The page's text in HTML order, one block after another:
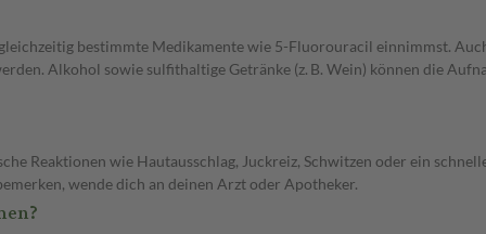
bestimmte Medikamente wie 5-Fluorouracil einnimmst.
Alkohol sowie sulfithaltige Getränke (z. B. Wein) können die
Reaktionen wie Hautausschlag, Juckreiz, Schwitzen oder ein
wende dich an deinen Arzt oder Apotheker.